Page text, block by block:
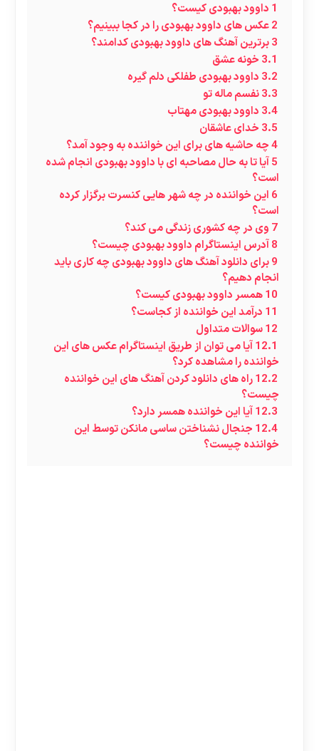
1 داوود بهبودی کیست؟
2عکس های داوود بهبودی را در کجا ببینیم؟
3برترین آهنگ های داوود بهبودی کدامند؟
3.1 خونه عشق
3.2 داوود بهبودی طفلکی دلم گیره
3.3نفسم ماله تو
3.4 داوود بهبودی مهتاب
3.5 خدای عاشقان
4چه حاشیه های برای این خواننده به وجود آمد؟
5آیا تا به حال مصاحبه ای با داوود بهبودی انجام شده
است؟
6 این خواننده در چه شهر هایی کنسرت برگزار کرده
است؟
7 وی در چه کشوری زندگی می کند؟
8آدرس اینستاگرام داوود بهبودی چیست؟
9برای دانلود آهنگ های داوود بهبودی چه کاری باید
انجام دهیم؟
10همسر داوود بهبودی کیست؟
11 درآمد این خواننده از کجاست؟
12سوالات متداول
12.1آیا می توان از طریق اینستاگرام عکس های این
خواننده را مشاهده کرد؟
12.2راه های دانلود کردن آهنگ های این خواننده
چیست؟
12.3آیا این خواننده همسر دارد؟
12.4 جنجال نشناختن ساسی مانکن توسط این
خواننده چیست؟